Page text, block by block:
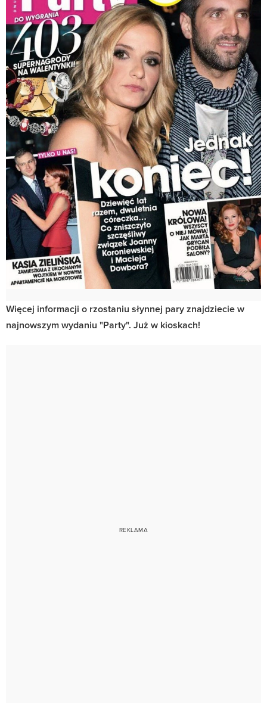
Więcej informacji o rzostaniu słynnej pary znajdziecie w
najnowszym wydaniu "Party". Już w kioskach!